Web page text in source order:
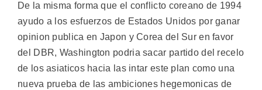
De la misma forma que el conflicto coreano de 1994
ayudo a los esfuerzos de Estados Unidos por ganar
opinion publica en Japon y Corea del Sur en favor
del DBR, Washington podria sacar partido del recelo
de los asiaticos hacia las intar este plan como una
nueva prueba de las ambiciones hegemonicas de